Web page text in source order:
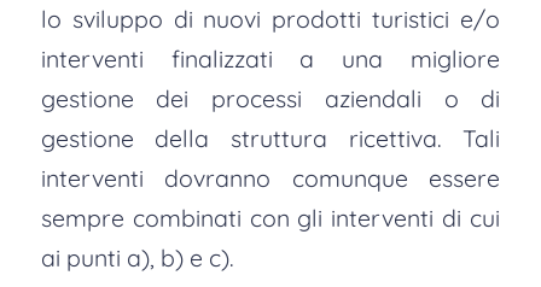
lo sviluppo di nuovi prodotti turistici e/o
interventi finalizzati a una migliore
gestione dei processi aziendali o di
gestione della struttura ricettiva. Tali
interventi dovranno comunque essere
sempre combinati con gli interventi di cui
ai punti a), b) e c).